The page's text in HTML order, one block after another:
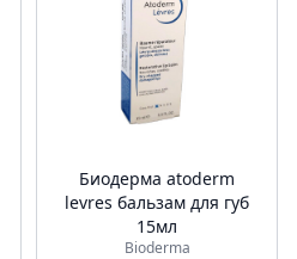
Биодерма atoderm
levres бальзам для губ
15мл
Bioderma